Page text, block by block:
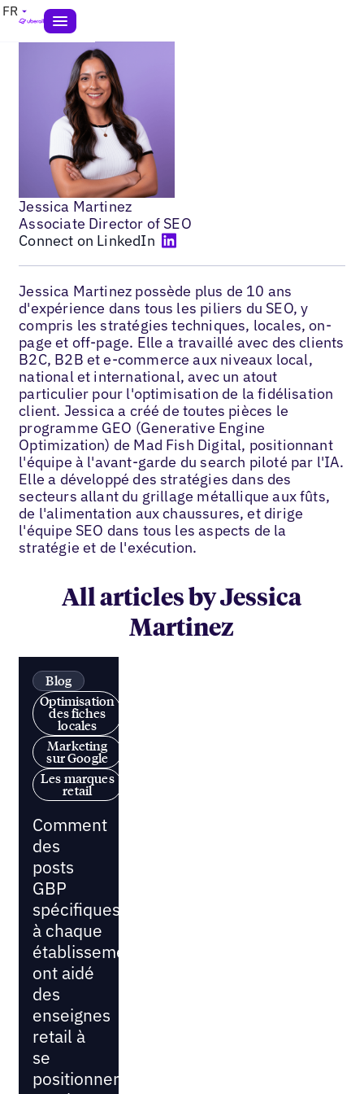
FR
Jessica Martinez
Associate Director of SEO
Connect on LinkedIn
Jessica Martinez possède plus de 10 ans
d'expérience dans tous les piliers du SEO, y
compris les stratégies techniques, locales, on-
page et off-page. Elle a travaillé avec des clients
B2C, B2B et e-commerce aux niveaux local,
national et international, avec un atout
particulier pour l'optimisation de la fidélisation
client. Jessica a créé de toutes pièces le
programme GEO (Generative Engine
Optimization) de Mad Fish Digital, positionnant
l'équipe à l'avant-garde du search piloté par l'IA.
Elle a développé des stratégies dans des
secteurs allant du grillage métallique aux fûts,
de l'alimentation aux chaussures, et dirige
l'équipe SEO dans tous les aspects de la
stratégie et de l'exécution.
All articles by Jessica
Martinez
Blog
Optimisation
des fiches
locales
Marketing
sur Google
Les marques
retail
Comment
des
posts
GBP
spécifiques
à chaque
établissement
ont aidé
des
enseignes
retail à
se
positionner